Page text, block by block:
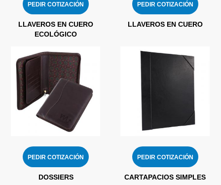
PEDIR COTIZACIÓN
LLAVEROS EN CUERO
ECOLÓGICO
PEDIR COTIZACIÓN
LLAVEROS EN CUERO
PEDIR COTIZACIÓN
DOSSIERS
PEDIR COTIZACIÓN
CARTAPACIOS SIMPLES